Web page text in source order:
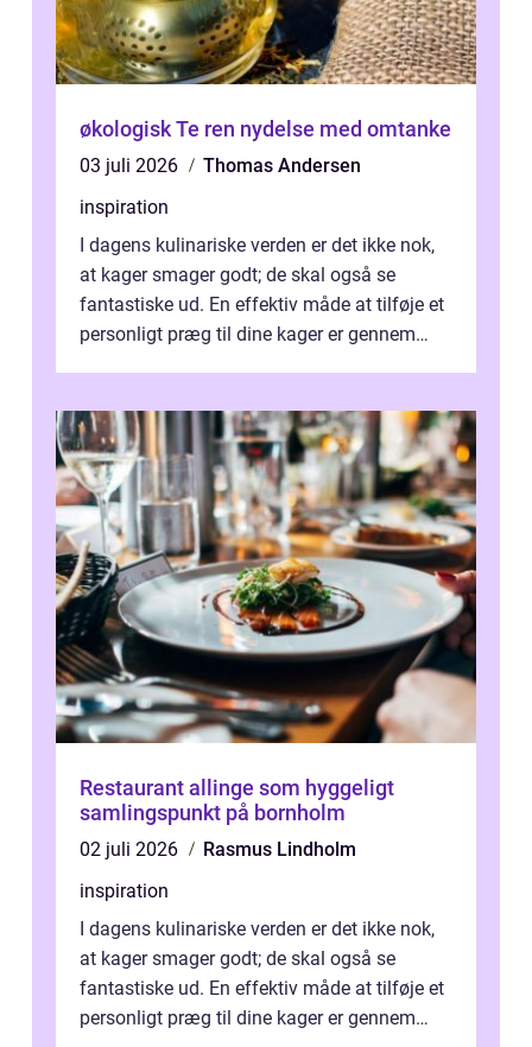
økologisk Te ren nydelse med omtanke
03 juli 2026
Thomas Andersen
inspiration
I dagens kulinariske verden er det ikke nok,
at kager smager godt; de skal også se
fantastiske ud. En effektiv måde at tilføje et
personligt præg til dine kager er gennem
Restaurant allinge som hyggeligt
samlingspunkt på bornholm
02 juli 2026
Rasmus Lindholm
inspiration
I dagens kulinariske verden er det ikke nok,
at kager smager godt; de skal også se
fantastiske ud. En effektiv måde at tilføje et
personligt præg til dine kager er gennem